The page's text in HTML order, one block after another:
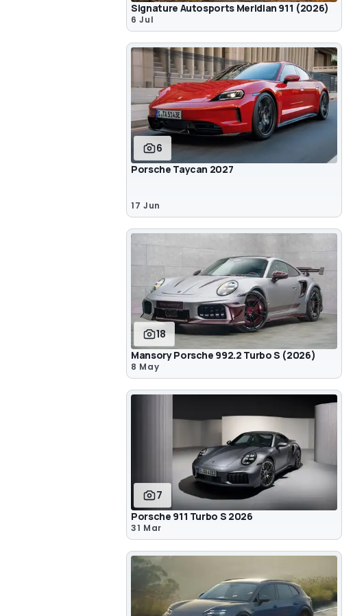
Signature Autosports Meridian 911 (2026)
6 Jul
6
Porsche Taycan 2027
17 Jun
18
Mansory Porsche 992.2 Turbo S (2026)
8 May
7
Porsche 911 Turbo S 2026
31 Mar